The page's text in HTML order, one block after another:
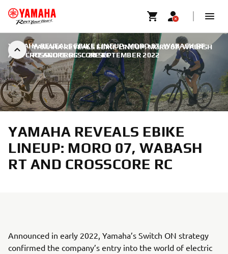
YAMAHA REVEALS EBIKE LINEUP: MORO 07, WABASH
RT AND CROSSCORE RC
YAMAHA REVEALS EBIKE LINEUP: MORO 07, WABASH RT
AND CROSSCORE RC | 28 SEPTEMBER 2022
YAMAHA REVEALS EBIKE
LINEUP: MORO 07, WABASH
RT AND CROSSCORE RC
Announced in early 2022, Yamaha’s Switch ON strategy
confirmed the company’s entry into the world of electric